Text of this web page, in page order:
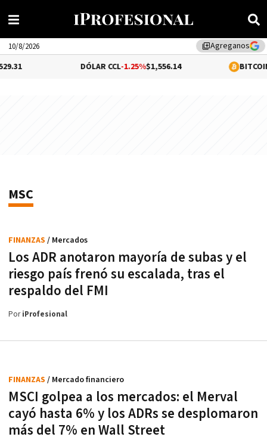
library_addAgreganos
10/8/2026
DÓLAR CCL-1.25%$1,556.14 BITCOIN-
MSC
Los ADR anotaron mayoría de subas y el
riesgo país frenó su escalada, tras el
respaldo del FMI
FINANZAS / Mercados
PoriProfesional
MSCI golpea a los mercados: el Merval
cayó hasta 6% y los ADRs se desplomaron
más del 7% en Wall Street
FINANZAS / Mercado financiero